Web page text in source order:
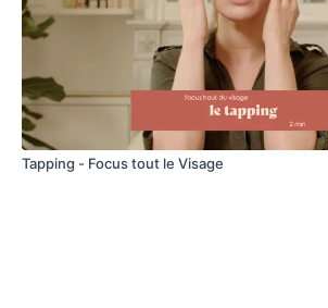
Tapping - Focus tout le Visage